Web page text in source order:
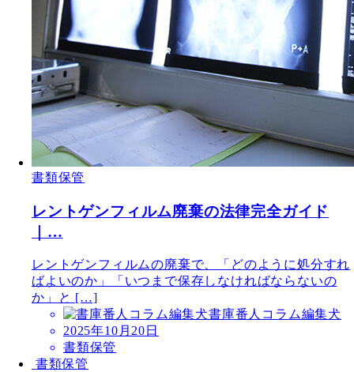
書類保管
レントゲンフィルム廃棄の法律完全ガイド
｜…
レントゲンフィルムの廃棄で、「どのように処分すれ
ばよいのか」「いつまで保存しなければならないの
か」と […]
書庫番人コラム編集犬
2025年10月20日
書類保管
書類保管